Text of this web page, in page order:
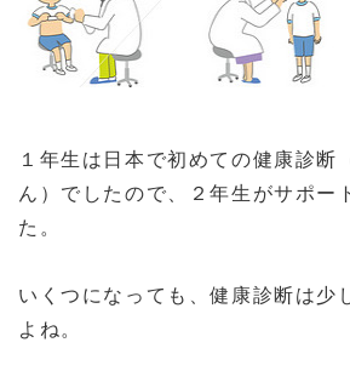
１年生は日本で初めての健康診断
ん）でしたので、２年生がサポー
た。
いくつになっても、健康診断は少
よね。